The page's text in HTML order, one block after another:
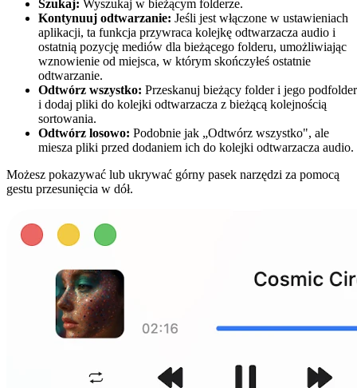
Szukaj: Wyszukaj w bieżącym folderze.
Kontynuuj odtwarzanie: Jeśli jest włączone w ustawieniach
aplikacji, ta funkcja przywraca kolejkę odtwarzacza audio i
ostatnią pozycję mediów dla bieżącego folderu, umożliwiając
wznowienie od miejsca, w którym skończyłeś ostatnie
odtwarzanie.
Odtwórz wszystko: Przeskanuj bieżący folder i jego
i dodaj pliki do kolejki odtwarzacza z bieżącą kolejnością
sortowania.
Odtwórz losowo: Podobnie jak „Odtwórz wszystko", ale
miesza pliki przed dodaniem ich do kolejki odtwarzacza audio.
Możesz pokazywać lub ukrywać górny pasek narzędzi za pomocą
gestu przesunięcia w dół.